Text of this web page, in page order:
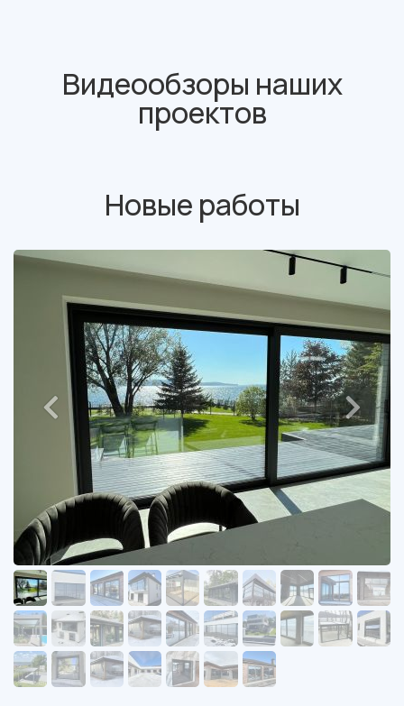
Видеообзоры наших
проектов
Новые работы